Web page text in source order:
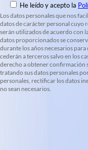
He leído y acepto la
Los datos personales que nos
datos de carácter personal cuyo
serán utilizados de acuerdo con
datos proporcionados se
durante los años necesarios
cederán a terceros salvo en los
derecho a obtener confirmación
tratando sus datos personales
personales, rectificar los datos
no sean necesarios.